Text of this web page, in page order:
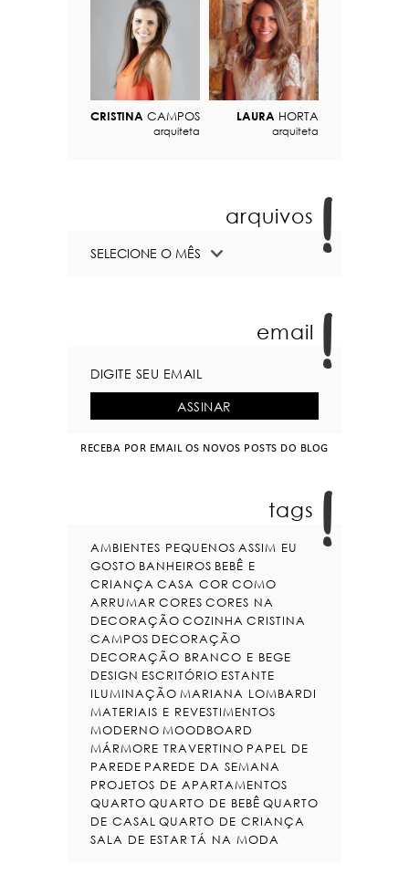
CRISTINA CAMPOS
arquiteta
LAURA HORTA
arquiteta
arquivos
email
RECEBA POR EMAIL OS NOVOS POSTS DO BLOG
tags
AMBIENTES PEQUENOS ASSIM EU
GOSTO BANHEIROS BEBÊ E
CRIANÇA CASA COR COMO
ARRUMAR CORES CORES NA
DECORAÇÃO COZINHA CRISTINA
CAMPOS DECORAÇÃO
DECORAÇÃO BRANCO E BEGE
DESIGN ESCRITÓRIO ESTANTE
ILUMINAÇÃO MARIANA LOMBARDI
MATERIAIS E REVESTIMENTOS
MODERNO MOODBOARD
MÁRMORE TRAVERTINO PAPEL DE
PAREDE PAREDE DA SEMANA
PROJETOS DE APARTAMENTOS
QUARTO QUARTO DE BEBÊ QUARTO
DE CASAL QUARTO DE CRIANÇA
SALA DE ESTAR TÁ NA MODA